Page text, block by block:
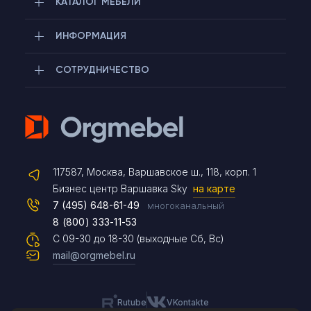
ИНФОРМАЦИЯ
СОТРУДНИЧЕСТВО
117587, Москва, Варшавское ш., 118, корп. 1
Бизнес центр Варшавка Sky на карте
С 09-30 до 18-30 (выходные Сб, Вс)
7 (495) 648-61-49 многоканальный
8 (800) 333-11-53
mail@orgmebel.ru
Rutube VKontakte
Telegram
Max
Чат на сайте
8 (495) 183-47-87